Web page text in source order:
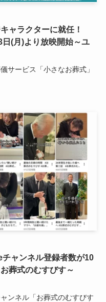
ャラクターに就任！
日(月)より放映開始～ユ
サービス「小さなお葬式」
ャンネル登録者数が10
葬式のむすびす～
ンネル「お葬式のむすびす